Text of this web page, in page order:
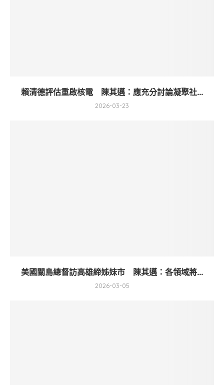
賴清德評估重啟核電 陳其邁：應充分討論凝聚社...
2026-03-23
美國關島總督訪高雄締姊妹市 陳其邁：各領域將...
2026-03-05